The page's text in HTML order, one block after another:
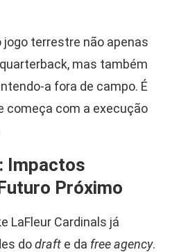
jogo terrestre não apenas
mas também
a fora de campo. É
começa com a execução
Impactos
Próximo
LaFleur Cardinals já
dodraft e da free agency.